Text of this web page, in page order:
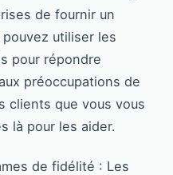
de fournir un
utiliser les
pour répondre
préoccupations de
clients que vous vous
là pour les aider.
de fidélité : Les